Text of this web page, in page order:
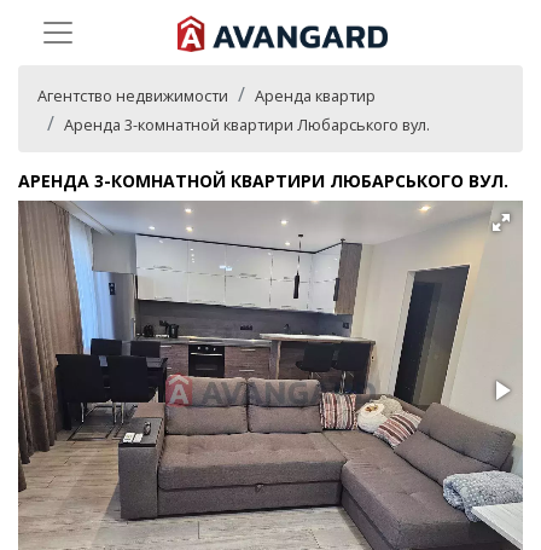
Агентство недвижимости
Аренда квартир
Аренда 3-комнатной квартири Любарського вул.
АРЕНДА 3-КОМНАТНОЙ КВАРТИРИ ЛЮБАРСЬКОГО ВУЛ.